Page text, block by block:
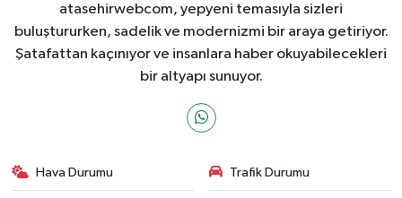
atasehirwebcom, yepyeni temasıyla sizleri
buluştururken, sadelik ve modernizmi bir araya getiriyor.
Şatafattan kaçınıyor ve insanlara haber okuyabilecekleri
bir altyapı sunuyor.
Hava Durumu Trafik Durumu